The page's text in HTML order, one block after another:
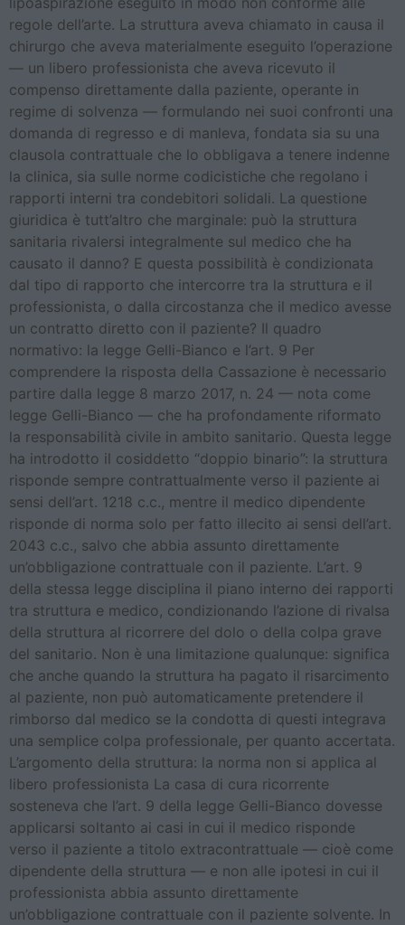
regole dell’arte. La struttura aveva chiamato in causa il
chirurgo che aveva materialmente eseguito l’operazione
— un libero professionista che aveva ricevuto il
compenso direttamente dalla paziente, operante in
regime di solvenza — formulando nei suoi confronti una
domanda di regresso e di manleva, fondata sia su una
clausola contrattuale che lo obbligava a tenere indenne
la clinica, sia sulle norme codicistiche che regolano i
rapporti interni tra condebitori solidali. La questione
giuridica è tutt’altro che marginale: può la struttura
sanitaria rivalersi integralmente sul medico che ha
causato il danno? E questa possibilità è condizionata
dal tipo di rapporto che intercorre tra la struttura e il
professionista, o dalla circostanza che il medico avesse
un contratto diretto con il paziente? Il quadro
normativo: la legge Gelli-Bianco e l’art. 9 Per
comprendere la risposta della Cassazione è necessario
partire dalla legge 8 marzo 2017, n. 24 — nota come
legge Gelli-Bianco — che ha profondamente riformato
la responsabilità civile in ambito sanitario. Questa legge
ha introdotto il cosiddetto “doppio binario”: la struttura
risponde sempre contrattualmente verso il paziente ai
sensi dell’art. 1218 c.c., mentre il medico dipendente
risponde di norma solo per fatto illecito ai sensi dell’art.
2043 c.c., salvo che abbia assunto direttamente
un’obbligazione contrattuale con il paziente. L’art. 9
della stessa legge disciplina il piano interno dei rapporti
tra struttura e medico, condizionando l’azione di rivalsa
della struttura al ricorrere del dolo o della colpa grave
del sanitario. Non è una limitazione qualunque: significa
che anche quando la struttura ha pagato il risarcimento
al paziente, non può automaticamente pretendere il
rimborso dal medico se la condotta di questi integrava
una semplice colpa professionale, per quanto accertata.
L’argomento della struttura: la norma non si applica al
libero professionista La casa di cura ricorrente
sosteneva che l’art. 9 della legge Gelli-Bianco dovesse
applicarsi soltanto ai casi in cui il medico risponde
verso il paziente a titolo extracontrattuale — cioè come
dipendente della struttura — e non alle ipotesi in cui il
professionista abbia assunto direttamente
un’obbligazione contrattuale con il paziente solvente. In